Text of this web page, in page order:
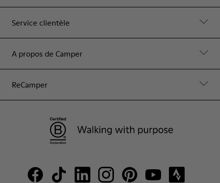
Service clientèle
A propos de Camper
ReCamper